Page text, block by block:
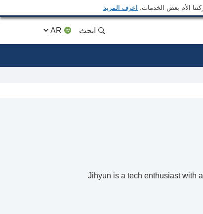
الأم بعض الخدمات. اعرف المزيد
ابحث
Jihyun is a tech enthusiast with